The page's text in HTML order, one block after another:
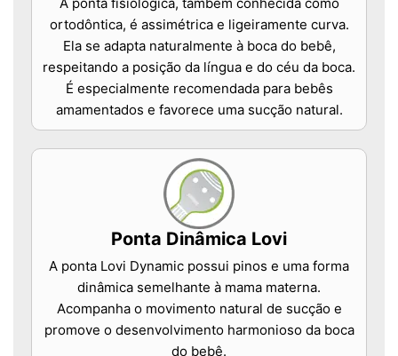
ortodôntica, é assimétrica e ligeiramente curva.
Ela se adapta naturalmente à boca do bebê,
respeitando a posição da língua e do céu da boca.
É especialmente recomendada para bebês
amamentados e favorece uma sucção natural.
Ponta Dinâmica Lovi
A ponta Lovi Dynamic possui pinos e uma forma
dinâmica semelhante à mama materna.
Acompanha o movimento natural de sucção e
promove o desenvolvimento harmonioso da boca
do bebê.